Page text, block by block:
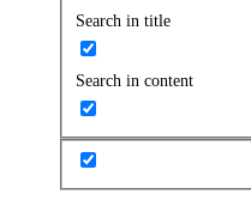
Search in title
Search in content